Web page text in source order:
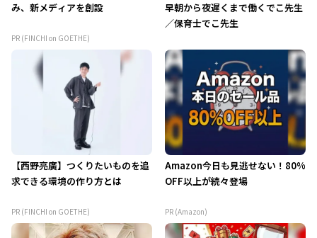
み、新メディアを創設
PR (FINCHI on GOETHE)
早朝から夜遅くまで働くでこ先生
／保育士でこ先生
【西野亮廣】つくりたいものを追
求できる環境の作り方とは
PR (FINCHI on GOETHE)
Amazon今日も見逃せない！80%
OFF以上が続々登場
PR (Amazon)